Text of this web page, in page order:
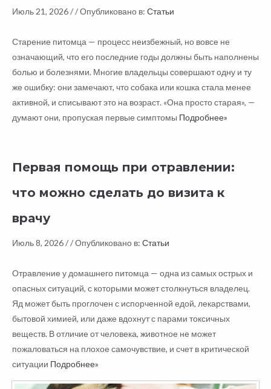
Июль 21, 2026 // Опубликовано в: Статьи
Старение питомца — процесс неизбежный, но вовсе не
означающий, что его последние годы должны быть наполнены
болью и болезнями. Многие владельцы совершают одну и ту
же ошибку: они замечают, что собака или кошка стала менее
активной, и списывают это на возраст. «Она просто старая», —
думают они, пропуская первые симптомы Подробнее»
Первая помощь при отравлении:
что можно сделать до визита к
врачу
Июль 8, 2026 // Опубликовано в: Статьи
Отравление у домашнего питомца — одна из самых острых и
опасных ситуаций, с которыми может столкнуться владелец.
Яд может быть проглочен с испорченной едой, лекарствами,
бытовой химией, или даже вдохнут с парами токсичных
веществ. В отличие от человека, животное не может
пожаловаться на плохое самочувствие, и счет в критической
ситуации Подробнее»